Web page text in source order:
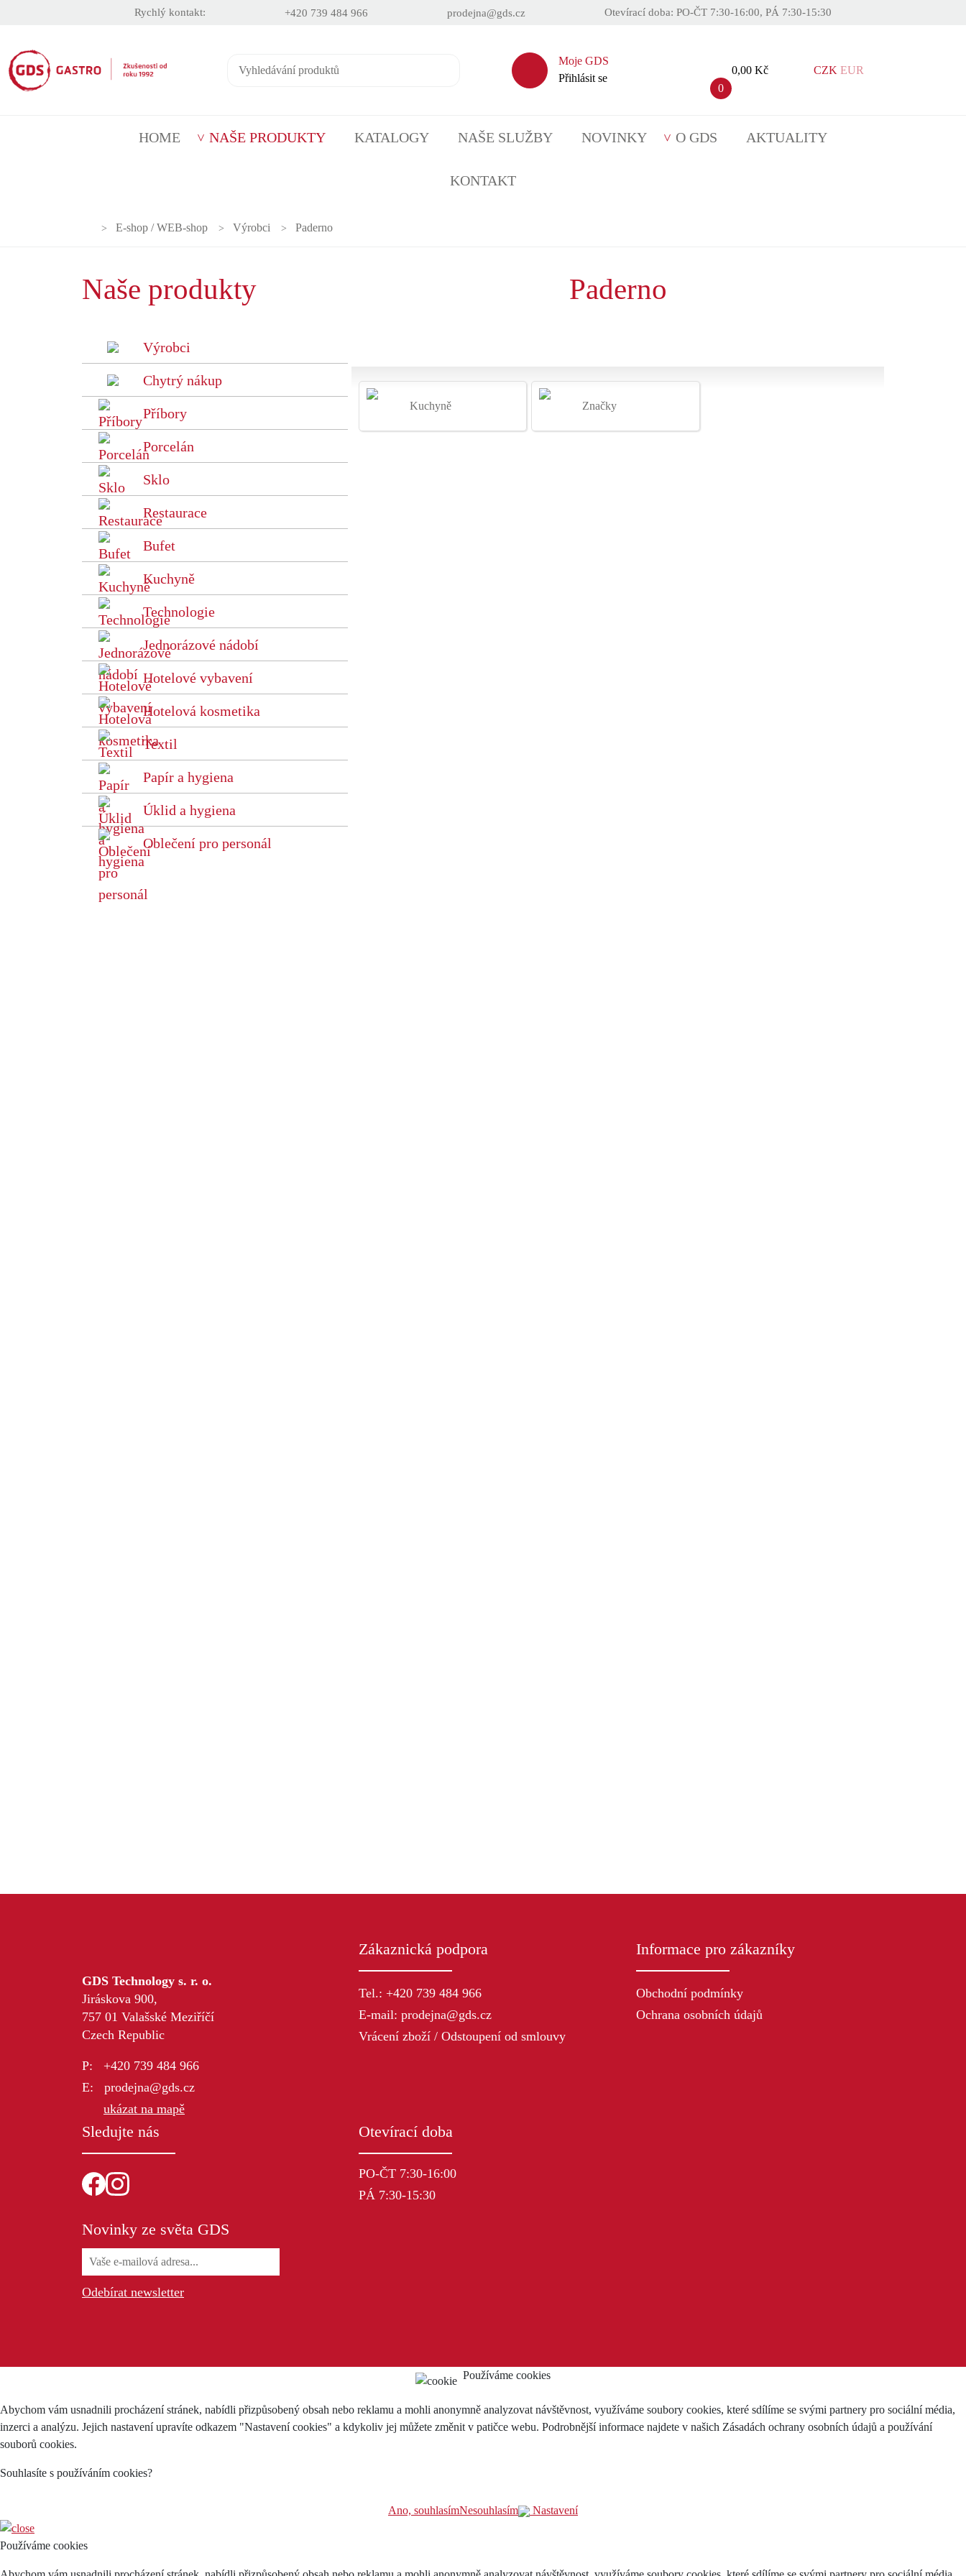
Rychlý kontakt: +420 739 484 966 prodejna@gds.cz Otevírací doba: PO-ČT 7:30-16:00, PÁ 7:30-15:30
Moje GDS
Přihlásit se
0
0,00 Kč CZK EUR
HOME NAŠE PRODUKTY KATALOGY NAŠE SLUŽBY NOVINKY O GDS AKTUALITY
KONTAKT
E-shop / WEB-shop Výrobci Paderno
Naše produkty
Výrobci
Chytrý nákup
Příbory
Porcelán
Sklo
Restaurace
Bufet
Kuchyně
Technologie
Jednorázové nádobí
Hotelové vybavení
Hotelová kosmetika
Textil
Papír a hygiena
Úklid a hygiena
Oblečení pro personál
Paderno
Kuchyně Značky
GDS Technology s. r. o.
Jiráskova 900,
757 01 Valašské Meziříčí
Czech Republic
+420 739 484 966
prodejna@gds.cz
ukázat na mapě
Zákaznická podpora
Tel.: +420 739 484 966
E-mail: prodejna@gds.cz
Vrácení zboží / Odstoupení od smlouvy
Informace pro zákazníky
Obchodní podmínky
Ochrana osobních údajů
Sledujte nás
Novinky ze světa GDS
Odebírat newsletter
Otevírací doba
PO-ČT 7:30-16:00
PÁ 7:30-15:30
Používáme cookies
Abychom vám usnadnili procházení stránek, nabídli přizpůsobený obsah nebo reklamu a mohli anonymně analyzovat návštěvnost, využíváme soubory cookies, které sdílíme se svými partnery pro sociální média,
inzerci a analýzu. Jejich nastavení upravíte odkazem "Nastavení cookies" a kdykoliv jej můžete změnit v patičce webu. Podrobnější informace najdete v našich Zásadách ochrany osobních údajů a používání
souborů cookies.
Souhlasíte s používáním cookies?
Ano, souhlasímNesouhlasím Nastavení
Používáme cookies